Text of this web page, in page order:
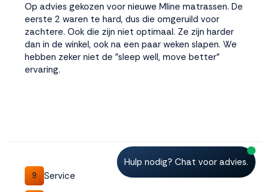
Op advies gekozen voor nieuwe Mline matrassen. De
eerste 2 waren te hard, dus die omgeruild voor
zachtere. Ook die zijn niet optimaal. Ze zijn harder
dan in de winkel, ook na een paar weken slapen. We
hebben zeker niet de "sleep well, move better"
ervaring.
9 Service
Hulp nodig? Chat voor advies.